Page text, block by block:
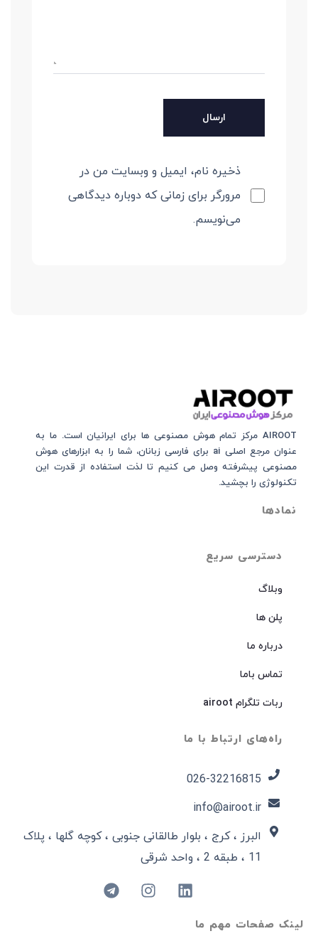
ذخیره نام، ایمیل و وبسایت من در
مرورگر برای زمانی که دوباره دیدگاهی
می‌نویسم.
لینک صفحات مهم ما
دسترسی سریع
وبلاگ
پلن ها
درباره ما
تماس باما
ربات تلگرام airoot
راه‌های ارتباط با ما
026-32216815​
info@airoot.ir
البرز ، کرج ، بلوار طالقانی جنوبی ، کوچه گلها ، پلاک
11 ، طبقه 2 ، واحد شرقی
AIROOT مرکز تمام هوش مصنوعی‌‌‌ ها برای ایرانیان است. ما به
عنوان مرجع اصلی ai برای فارسی زبانان، شما را به ابزارهای هوش
مصنوعی پیشرفته وصل می کنیم تا لذت استفاده از قدرت این
تکنولوژی را بچشید.
نمادها